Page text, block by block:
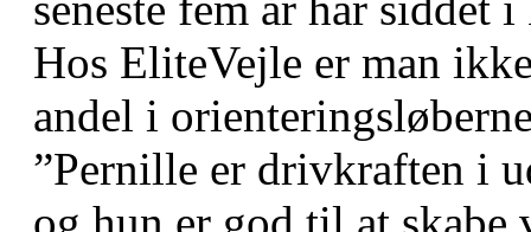
Hos EliteVejle er man
andel i
”Pernille er drivkraften i
og hun er god til at